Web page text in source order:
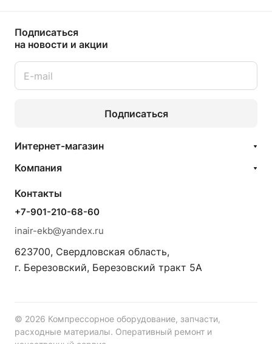
Подписаться
на новости и акции
Подписаться
Интернет-магазин
Компания
Контакты
+7-901-210-68-60
inair-ekb@yandex.ru
623700, Свердловская область,
г. Березовский, Березовский тракт 5А
© 2026 Компрессорное оборудование, запчасти,
расходные материалы. Оперативный ремонт и